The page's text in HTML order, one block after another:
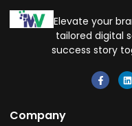
Elevate your
tailored digital
success story
Company